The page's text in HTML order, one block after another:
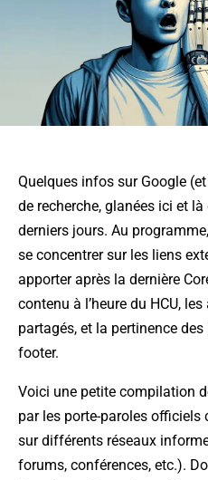
Quelques infos sur Google
de recherche, glanées ici et
derniers jours. Au
se concentrer sur les liens
apporter après la dernière
contenu à l’heure du HCU,
partagés, et la pertinence
footer.
Voici une petite compilation
par les porte-paroles officiels
sur différents réseaux
forums, conférences, etc.).